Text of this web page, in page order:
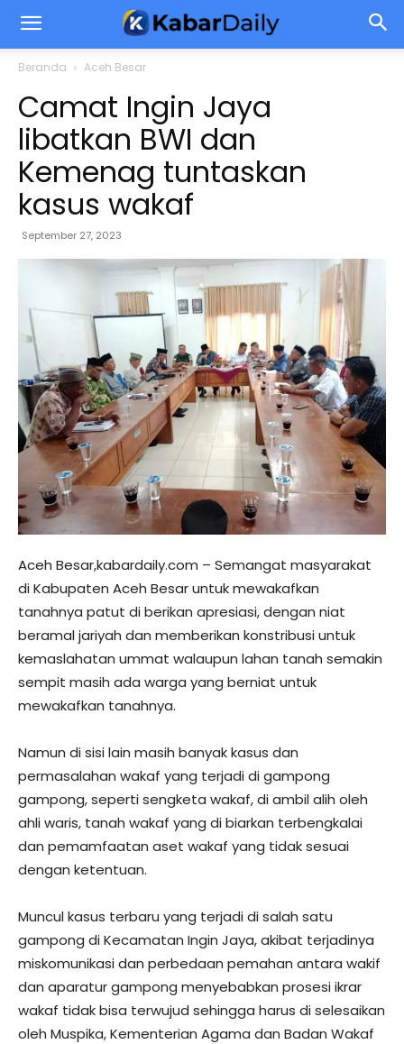
Beranda Aceh Besar
Camat Ingin Jaya
libatkan BWI dan
Kemenag tuntaskan
kasus wakaf
September 27, 2023
Aceh Besar,kabardaily.com – Semangat masyarakat
di Kabupaten Aceh Besar untuk mewakafkan
tanahnya patut di berikan apresiasi, dengan niat
beramal jariyah dan memberikan konstribusi untuk
kemaslahatan ummat walaupun lahan tanah semakin
sempit masih ada warga yang berniat untuk
mewakafkan tanahnya.
Namun di sisi lain masih banyak kasus dan
permasalahan wakaf yang terjadi di gampong
gampong, seperti sengketa wakaf, di ambil alih oleh
ahli waris, tanah wakaf yang di biarkan terbengkalai
dan pemamfaatan aset wakaf yang tidak sesuai
dengan ketentuan.
Muncul kasus terbaru yang terjadi di salah satu
gampong di Kecamatan Ingin Jaya, akibat terjadinya
miskomunikasi dan perbedaan pemahan antara wakif
dan aparatur gampong menyebabkan prosesi ikrar
wakaf tidak bisa terwujud sehingga harus di selesaikan
oleh Muspika, Kementerian Agama dan Badan Wakaf